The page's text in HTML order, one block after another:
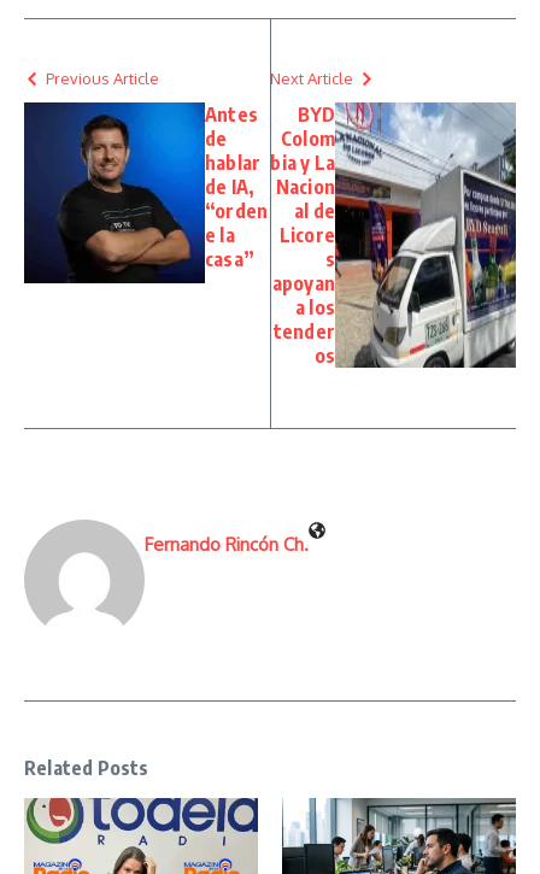
Previous Article
Antes
de
hablar
de IA,
“orden
e la
casa”
Next Article
BYD
Colom
bia y La
Nacion
al de
Licore
s
apoyan
a los
tender
os
Fernando Rincón Ch.
Related Posts